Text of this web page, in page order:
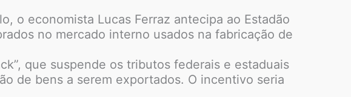
o economista Lucas Ferraz antecipa ao Estadão
no mercado interno usados na fabricação de
que suspende os tributos federais e estaduais
de bens a serem exportados. O incentivo seria